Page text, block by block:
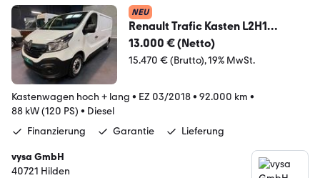
NEU
Renault Trafic Kasten L2H1
Werkstattwagen AC STHZ TEMPO
13.000 € (Netto)
15.470 € (Brutto) 19% MwSt.
Kastenwagen hoch + lang • EZ 03/2018• 92.000 km •
88 kW (120 PS) • Diesel
Finanzierung
Garantie Lieferung
vysa GmbH
40721 Hilden